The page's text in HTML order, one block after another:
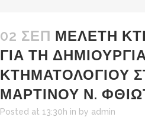
02 ΣΕΠ ΜΕΛΈΤΗ
ΓΙΑ ΤΗ
ΚΤΗΜΑΤΟΛΟΓΊΟΥ
ΜΑΡΤΊΝΟΥ Ν.
Posted at 13:30h in by admin